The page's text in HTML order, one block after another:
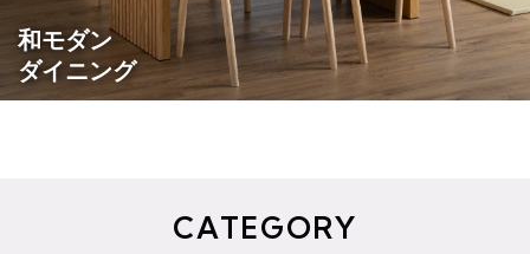
和モダン
ダイニング
CATEGORY